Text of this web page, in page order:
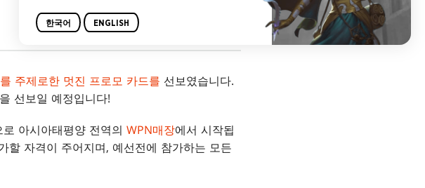
주제로한 멋진 프로모 카드를 선보였습니다.
선보일 예정입니다!
아시아태평양 전역의 WPN매장에서 시작됩
할 자격이 주어지며, 예선전에 참가하는 모든
한국어 ENGLISH